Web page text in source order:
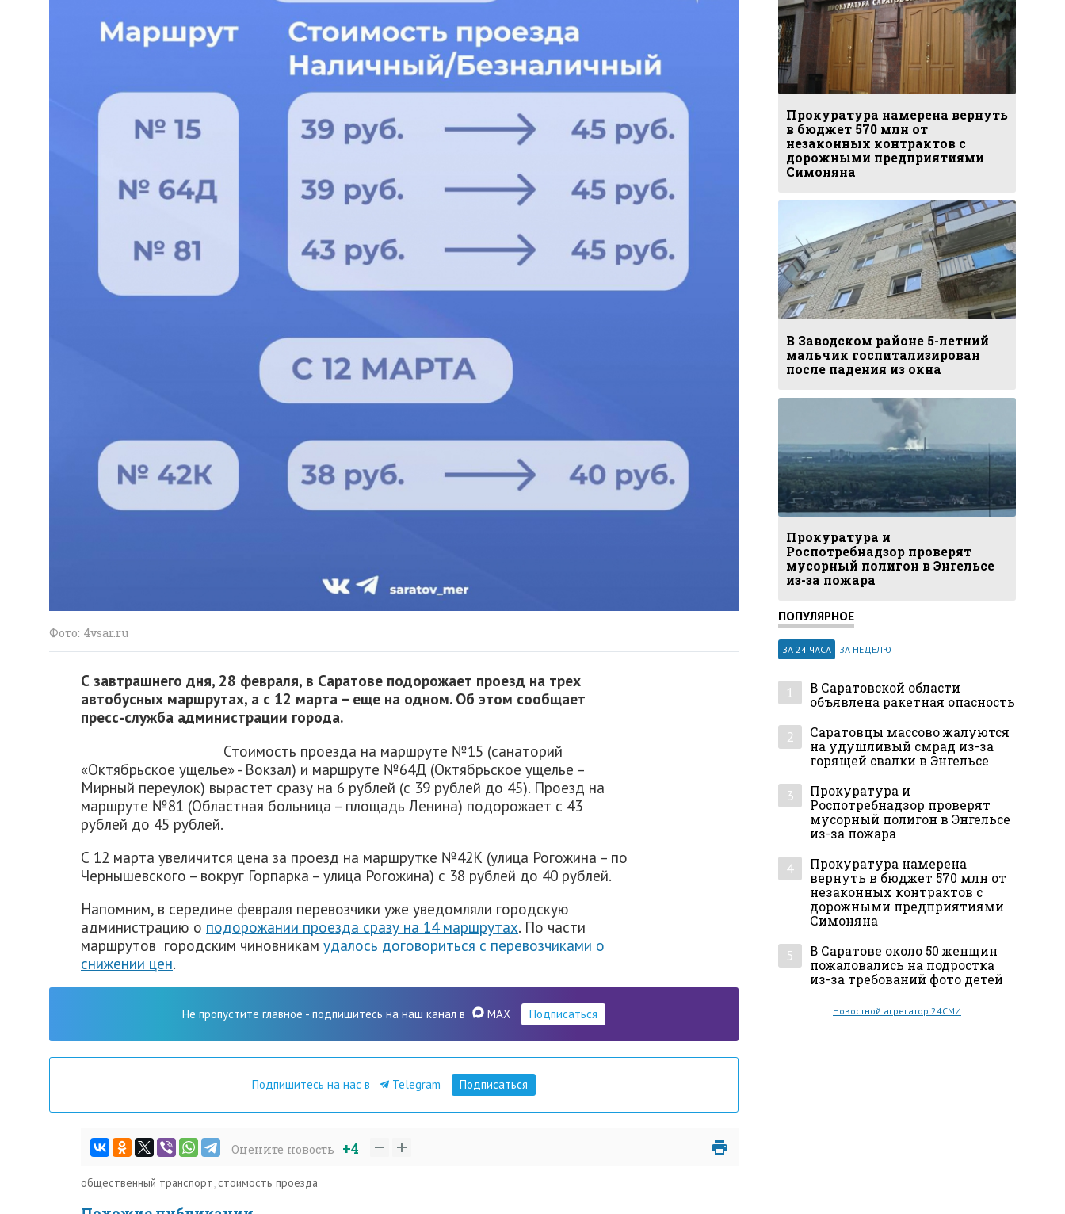
Фото: 4vsar.ru
С завтрашнего дня, 28 февраля, в Саратове подорожает проезд на трех
автобусных маршрутах, а с 12 марта – еще на одном. Об этом сообщает
пресс-служба администрации города.
Стоимость проезда на маршруте №15 (санаторий
«Октябрьское ущелье» - Вокзал) и маршруте №64Д (Октябрьское ущелье –
Мирный переулок) вырастет сразу на 6 рублей (с 39 рублей до 45). Проезд на
маршруте №81 (Областная больница – площадь Ленина) подорожает с 43
рублей до 45 рублей.
С 12 марта увеличится цена за проезд на маршрутке №42К (улица Рогожина – по
Чернышевского – вокруг Горпарка – улица Рогожина) с 38 рублей до 40 рублей.
Напомним, в середине февраля перевозчики уже уведомляли городскую
администрацию о подорожании проезда сразу на 14 маршрутах. По части
маршрутов городским чиновникам удалось договориться с перевозчиками о
снижении цен.
Не пропустите главное - подпишитесь на наш канал в MAX Подписаться
Подпишитесь на нас в Telegram Подписаться
Оцените новость +4
общественный транспорт, стоимость проезда
Прокуратура намерена вернуть
в бюджет 570 млн от
незаконных контрактов с
дорожными предприятиями
Симоняна
В Заводском районе 5-летний
мальчик госпитализирован
после падения из окна
Прокуратура и
Роспотребнадзор проверят
мусорный полигон в Энгельсе
из-за пожара
ПОПУЛЯРНОЕ
ЗА 24 ЧАСА ЗА НЕДЕЛЮ
1
В Саратовской области
объявлена ракетная опасность
2
Саратовцы массово жалуются
на удушливый смрад из-за
горящей свалки в Энгельсе
3
Прокуратура и
Роспотребнадзор проверят
мусорный полигон в Энгельсе
из-за пожара
4
Прокуратура намерена
вернуть в бюджет 570 млн от
незаконных контрактов с
дорожными предприятиями
Симоняна
5
В Саратове около 50 женщин
пожаловались на подростка
из-за требований фото детей
Новостной агрегатор 24СМИ